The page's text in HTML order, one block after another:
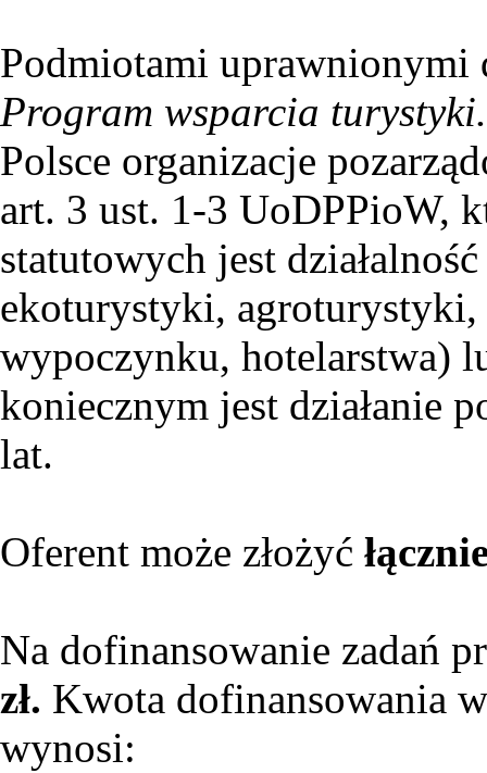
Podmiotami uprawnionymi
Program wsparcia
Polsce organizacje
art. 3 ust. 1-3 UoDPPioW,
statutowych jest
ekoturystyki,
wypoczynku, hotelarstwa)
koniecznym jest działanie
lat.
Oferent może złożyć
Na dofinansowanie zadań
zł. Kwota dofinansowania
wynosi: